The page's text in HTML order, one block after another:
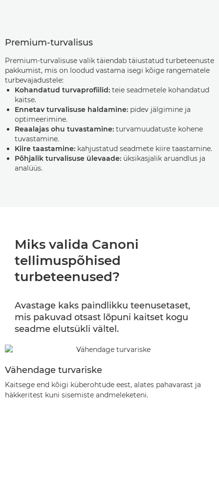
Premium-turvalisus
Premium-turvalisuse valik täiendab täiustatud turbeteenuste
pakkumist, mis on loodud vastama isegi kõige rangematele
turbevajadustele:
Kohandatud turvaprofiilid: teie seadmetele kohandatud
kaitse.
Ennetav turvalisuse haldamine: pidev jälgimine ja
optimeerimine.
Reaalajas ohu tuvastamine: turvamuudatuste kohene
tuvastamine.
Kiire taastamine: kahjustatud seadmete kiire taastamine.
Põhjalik turvalisuse ülevaade: üksikasjalik aruandlus ja
analüüs.
Miks valida Canoni
tellimuspõhised
turbeteenused?
Avastage kaks paindlikku teenusetaset,
mis pakuvad otsast lõpuni kaitset kogu
seadme elutsükli vältel.
Vähendage turvariske
Kaitsege end kõigi küberohtude eest, alates pahavarast ja
häkkeritest kuni sisemiste andmeleketeni.